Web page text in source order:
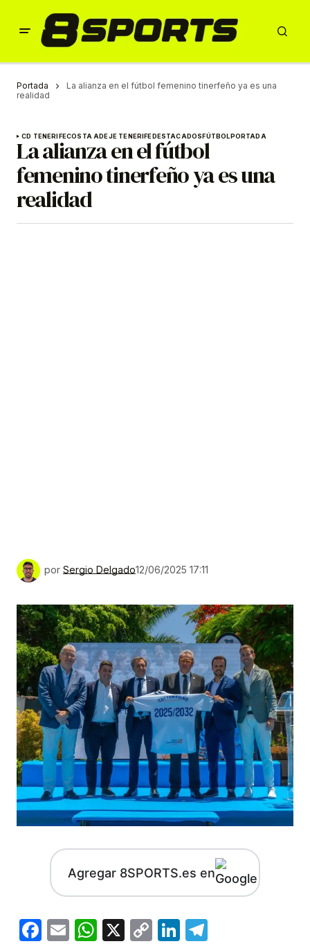
Portada
La alianza en el fútbol femenino tinerfeño ya es una
realidad
CD TENERIFECOSTA ADEJE TENERIFEDESTACADOSFÚTBOLPORTADA
La alianza en el fútbol
femenino tinerfeño ya es una
realidad
por Sergio Delgado12/06/2025 17:11
Agregar 8SPORTS.es en
Facebook
EmailWhatsApp
X
CopyLinkedIn